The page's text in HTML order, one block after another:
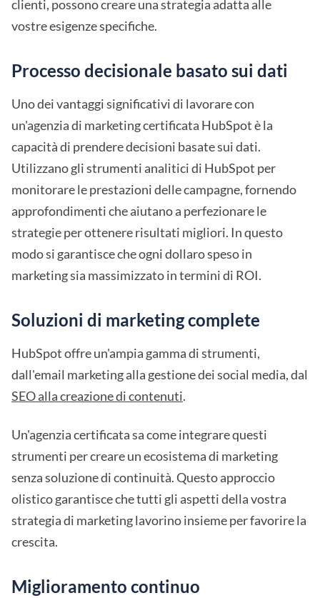
clienti, possono creare una strategia adatta alle
vostre esigenze specifiche.
Processo decisionale basato sui dati
Uno dei vantaggi significativi di lavorare con
un'agenzia di marketing certificata HubSpot è la
capacità di prendere decisioni basate sui dati.
Utilizzano gli strumenti analitici di HubSpot per
monitorare le prestazioni delle campagne, fornendo
approfondimenti che aiutano a perfezionare le
strategie per ottenere risultati migliori. In questo
modo si garantisce che ogni dollaro speso in
marketing sia massimizzato in termini di ROI.
Soluzioni di marketing complete
HubSpot offre un'ampia gamma di strumenti,
dall'email marketing alla gestione dei social media, dal
SEO alla creazione di contenuti.
Un'agenzia certificata sa come integrare questi
strumenti per creare un ecosistema di marketing
senza soluzione di continuità. Questo approccio
olistico garantisce che tutti gli aspetti della vostra
strategia di marketing lavorino insieme per favorire la
crescita.
Miglioramento continuo